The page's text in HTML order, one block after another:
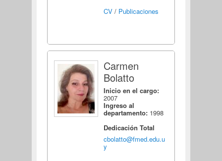
CV/ Publicaciones
Carmen
Bolatto
Inicio en el cargo:
2007
Ingreso al
departamento: 1998
Dedicación Total
cbolatto@fmed.edu.u
y